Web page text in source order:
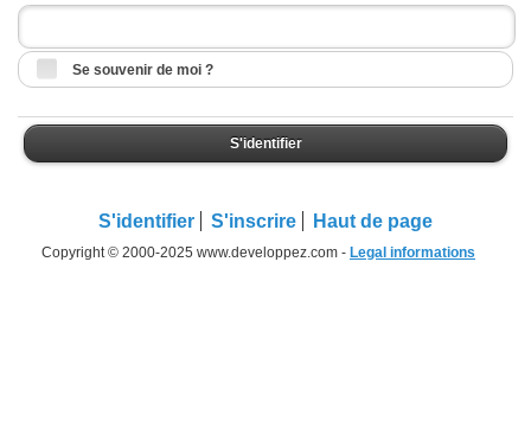
Se souvenir de moi ?
S'identifier
S'identifier S'inscrire Haut de page
Copyright © 2000-2025 www.developpez.com - Legal informations